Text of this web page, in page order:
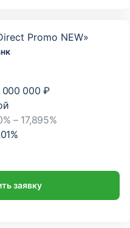
Promo NEW»
000 000 ₽
– 17,895%
%
заявку